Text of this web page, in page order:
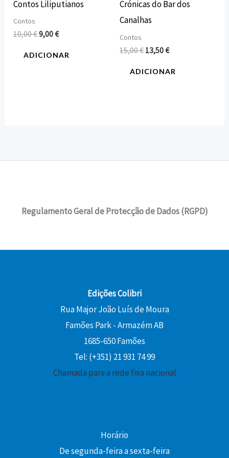
Contos Liliputianos
Contos
10,00€9,00€
ADICIONAR
Crónicas do Bar dos
Canalhas
Contos
15,00€ 13,50€
ADICIONAR
Regulamento Geral de Protecção de Dados (RGPD)
Edições Colibri
Rua Major João Luís de Moura
Famões Park - Armazém AB
1685-650 Famões
Tel: (+351) 21 931 74 99
Chamada para a rede fixa nacional
Horário
De segunda-feira a sexta-feira